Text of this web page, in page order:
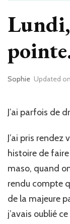
Sophie Updated on
J’ai parfois de
J’ai pris
histoire de
maso, quand
rendu compte
de la majeure
j’avais oublié